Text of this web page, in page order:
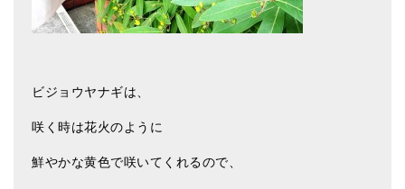
ベル＆ドルジェ
アウトレット
オリジナルグッズ
神々とつながるジュエリー
ビジョウヤナギは、
咲く時は花火のように
鮮やかな黄色で咲いてくれるので、